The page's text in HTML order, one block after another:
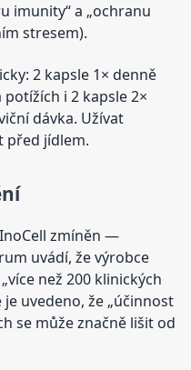
imunity“ a „ochranu
stresem).
2 kapsle 1× denně
i 2 kapsle 2×
dávka. Užívat
před jídlem.
zmíněn —
uvádí, že výrobce
než 200 klinických
uvedeno, že „účinnost
se může značně lišit od